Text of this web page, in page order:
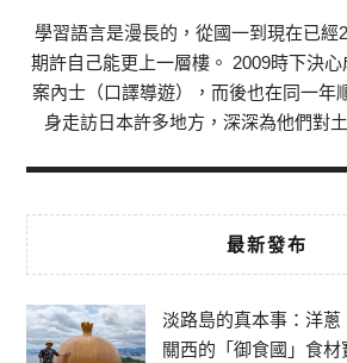
學習語言是漫長的，從國一到現在已經
期許自己能更上一層樓。 2009時下決
案內士（口譯導遊），而後也在同一年
身走訪日本許多地方，深深為他們對
最新發布
淡路島的真本事：洋
關西的「御食國」食材